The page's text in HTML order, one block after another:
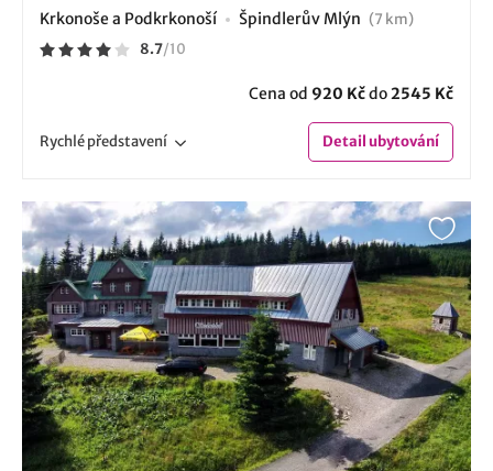
Krkonoše a Podkrkonoší Špindlerův Mlýn (7 km)
8.7/10
Cena od 920 Kčdo2545 Kč
Rychlépředstavení Detailubytování